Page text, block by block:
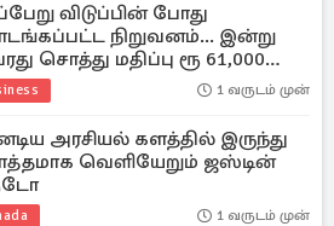
விடுப்பின் போது
நிறுவனம்... இன்று
சொத்து மதிப்பு ரூ 61,000
1 வருடம் முன்
அரசியல் களத்தில் இருந்து
வெளியேறும் ஜஸ்டின்
1 வருடம் முன்